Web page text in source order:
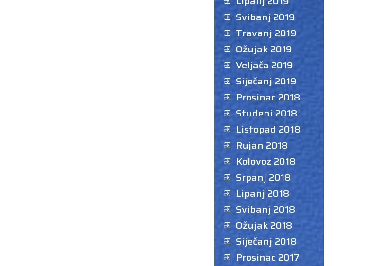
Svibanj 2019
Travanj 2019
Ožujak 2019
Veljača 2019
Siječanj 2019
Prosinac 2018
Studeni 2018
Listopad 2018
Rujan 2018
Kolovoz 2018
Srpanj 2018
Lipanj 2018
Svibanj 2018
Ožujak 2018
Siječanj 2018
Prosinac 2017